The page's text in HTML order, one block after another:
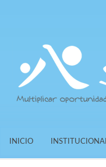
INICIO